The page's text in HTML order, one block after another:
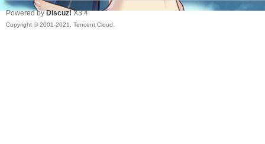
Powered byDiscuz! X3.4
Copyright © 2001-2021, Tencent Cloud.